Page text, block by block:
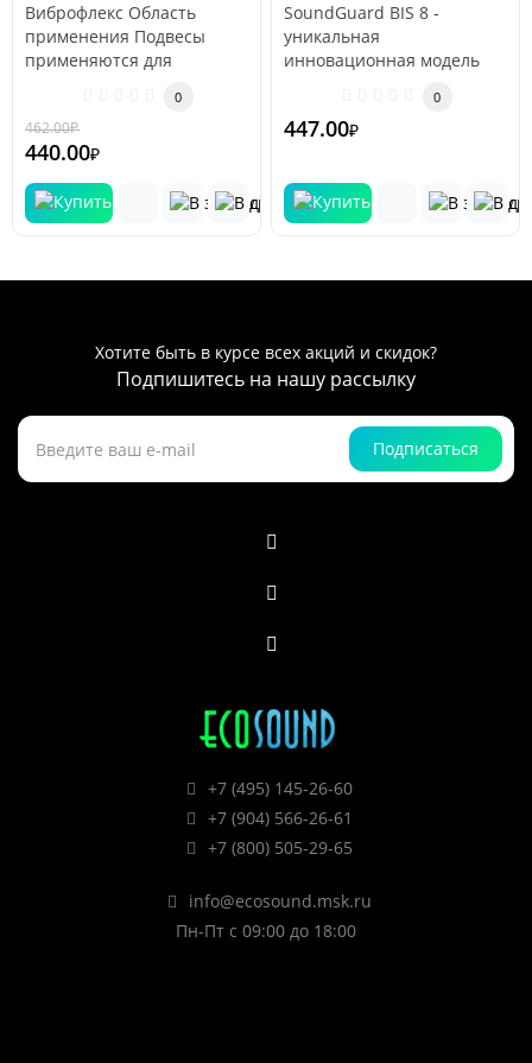
оборудования
Виброфлекс Область
применения Подвесы
применяются для
трубопроводов и силовых
агре..
0
462.00₽
440.00₽
SoundGuard BIS 8 -
уникальная
инновационная модель
инженерами завода &qu..
0
447.00₽
Хотите быть в курсе всех акций и скидок?
Подпишитесь на нашу рассылку
Подписаться
+7 (495) 145-26-60
+7 (904) 566-26-61
+7 (800) 505-29-65
info@ecosound.msk.ru
Пн-Пт с 09:00 до 18:00